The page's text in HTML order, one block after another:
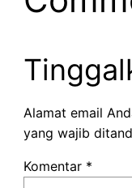
Alamat email
yang wajib
Komentar *